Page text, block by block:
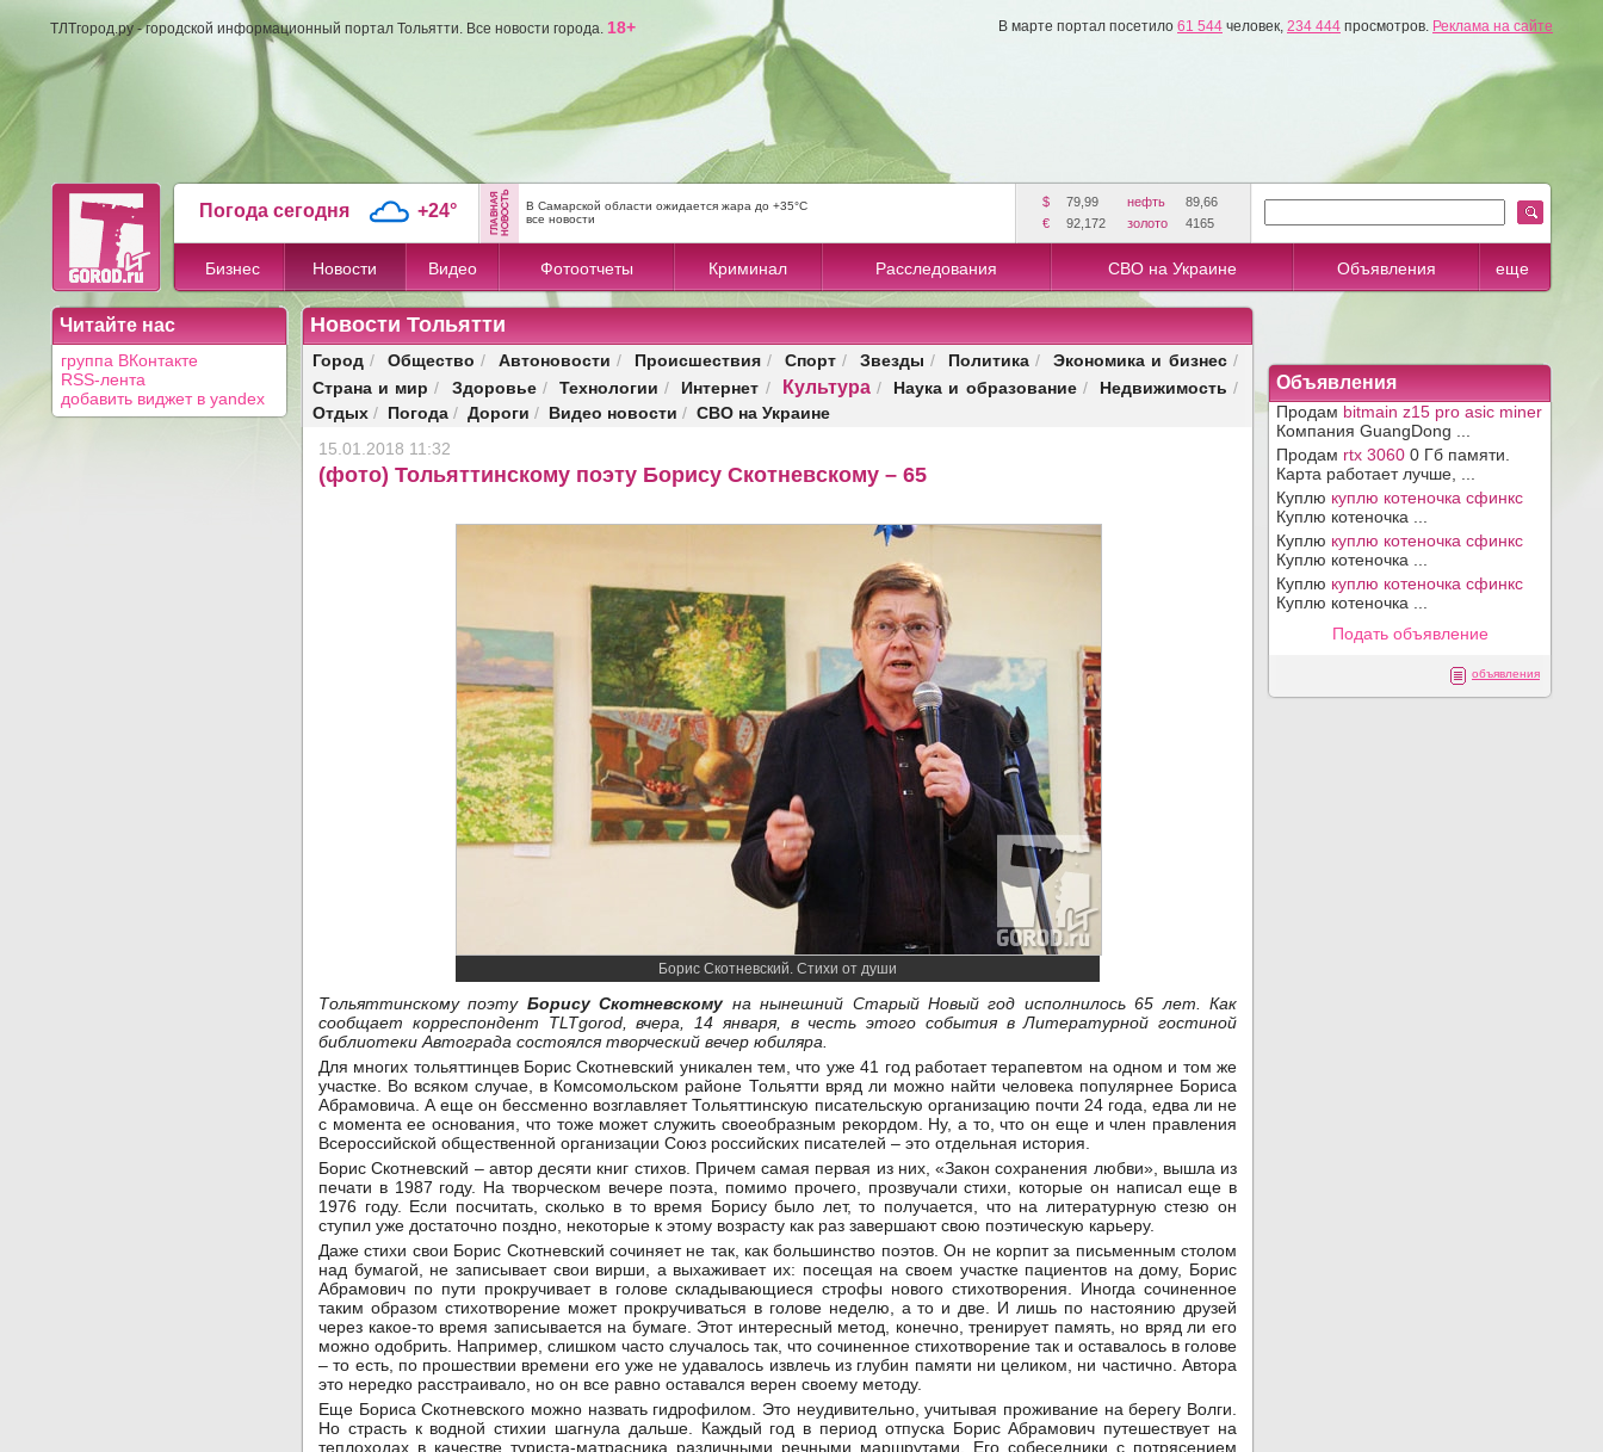
ТЛТгород.ру - городской информационный портал Тольятти. Все новости города. 18+ В марте портал посетило 61 544 человек, 234 444 просмотров. Реклама на сайте
Погода сегодня +24°
В Самарской области ожидается жара до +35°C
все новости
$ 79,99 нефть
89,66
€
92,172 золото 4165
Бизнес Новости Видео Фотоотчеты Криминал Расследования СВО на Украине Объявления еще
Читайте нас
группа ВКонтакте
RSS-лента
добавить виджет в yandex
Новости Тольятти
Город / Общество / Автоновости / Происшествия / Спорт / Звезды / Политика / Экономика и бизнес/
Страна и мир / Здоровье/ Технологии / Интернет / Культура/ Наука и образование/ Недвижимость /
Отдых / Погода / Дороги / Видео новости / СВО на Украине
15.01.2018 11:32
(фото) Тольяттинскому поэту Борису Скотневскому – 65
Борис Скотневский. Стихи от души
Тольяттинскому поэту Борису Скотневскому на нынешний Старый Новый год исполнилось 65 лет. Как
сообщает корреспондент TLTgorod, вчера, 14 января, в честь этого события в Литературной гостиной
библиотеки Автограда состоялся творческий вечер юбиляра.
Для многих тольяттинцев Борис Скотневский уникален тем, что уже 41 год работает терапевтом на одном и том же
участке. Во всяком случае, в Комсомольском районе Тольятти вряд ли можно найти человека популярнее Бориса
Абрамовича. А еще он бессменно возглавляет Тольяттинскую писательскую организацию почти 24 года, едва ли не
с момента ее основания, что тоже может служить своеобразным рекордом. Ну, а то, что он еще и член правления
Всероссийской общественной организации Союз российских писателей – это отдельная история.
Борис Скотневский – автор десяти книг стихов. Причем самая первая из них, «Закон сохранения любви», вышла из
печати в 1987 году. На творческом вечере поэта, помимо прочего, прозвучали стихи, которые он написал еще в
1976 году. Если посчитать, сколько в то время Борису было лет, то получается, что на литературную стезю он
ступил уже достаточно поздно, некоторые к этому возрасту как раз завершают свою поэтическую карьеру.
Даже стихи свои Борис Скотневский сочиняет не так, как большинство поэтов. Он не корпит за письменным столом
над бумагой, не записывает свои вирши, а выхаживает их: посещая на своем участке пациентов на дому, Борис
Абрамович по пути прокручивает в голове складывающиеся строфы нового стихотворения. Иногда сочиненное
таким образом стихотворение может прокручиваться в голове неделю, а то и две. И лишь по настоянию друзей
через какое-то время записывается на бумаге. Этот интересный метод, конечно, тренирует память, но вряд ли его
можно одобрить. Например, слишком часто случалось так, что сочиненное стихотворение так и оставалось в голове
– то есть, по прошествии времени его уже не удавалось извлечь из глубин памяти ни целиком, ни частично. Автора
это нередко расстраивало, но он все равно оставался верен своему методу.
Еще Бориса Скотневского можно назвать гидрофилом. Это неудивительно, учитывая проживание на берегу Волги.
Но страсть к водной стихии шагнула дальше. Каждый год в период отпуска Борис Абрамович путешествует на
теплоходах в качестве туриста-матрасника различными речными маршрутами. Его собеседники с потрясением
Объявления
Продам bitmain z15 pro asic miner
Компания GuangDong ...
Продам rtx 3060 0 Гб памяти.
Карта работает лучше, ...
Куплю куплю котеночка сфинкс
Куплю котеночка ...
Куплю куплю котеночка сфинкс
Куплю котеночка ...
Куплю куплю котеночка сфинкс
Куплю котеночка ...
Подать объявление
объявления